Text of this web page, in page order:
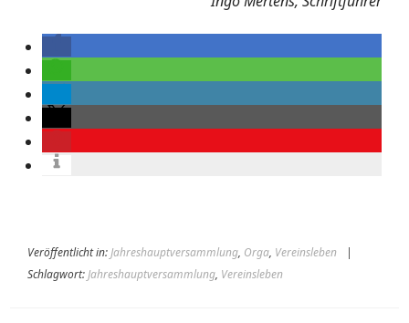
Veröffentlicht in:Jahreshauptversammlung, Orga, Vereinsleben
|
Schlagwort:Jahreshauptversammlung, Vereinsleben